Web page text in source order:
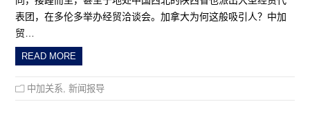
表团，在多伦多举办经贸洽谈会。加拿大为何这般吸引人？中加
贸…
READ MORE
中加关系 ,新闻报导